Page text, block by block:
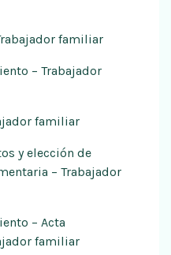
familiar
– Trabajador
familiar
y elección de
– Trabajador
– Acta
familiar